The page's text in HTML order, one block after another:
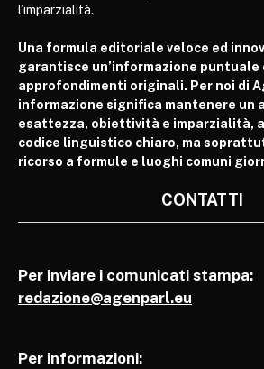
l’imparzialità.
Una formula editoriale veloce ed
garantisce un’informazione puntuale
approfondimenti originali. Per noi di
informazione significa mantenere un
esattezza, obiettività e imparzialità,
codice linguistico chiaro, ma
ricorso a formule e luoghi comuni
CONTATTI
Per inviare i comunicati stampa:
redazione@agenparl.eu
Per informazioni: